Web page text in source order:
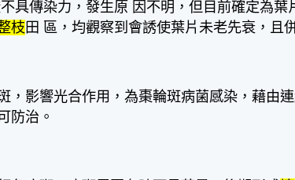
具傳染力，發生原 因不明，但目前確定為
枝 田 區，均觀察到會誘使葉片未老先衰，且
，影響光合作用，為棗輪斑病菌感染，藉由
防治。